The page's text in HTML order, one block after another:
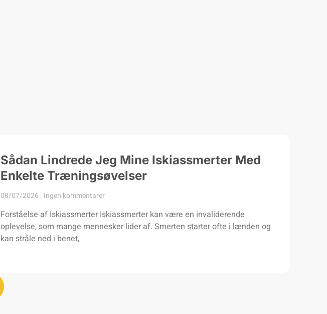
Sådan Lindrede Jeg Mine Iskiassmerter Med
Enkelte Træningsøvelser
08/07/2026 Ingen kommentarer
Forståelse af Iskiassmerter Iskiassmerter kan være en invaliderende
oplevelse, som mange mennesker lider af. Smerten starter ofte i lænden og
kan stråle ned i benet,